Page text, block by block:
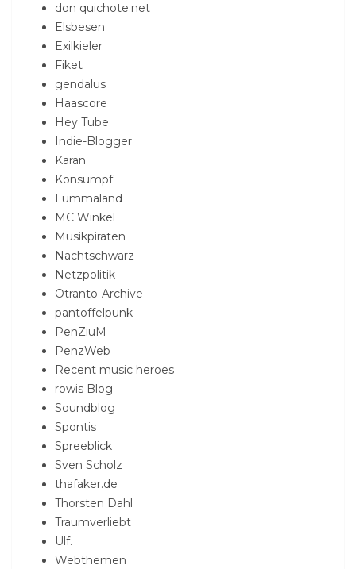
don quichote.net
Elsbesen
Exilkieler
Fiket
gendalus
Haascore
Hey Tube
Indie-Blogger
Karan
Konsumpf
Lummaland
MC Winkel
Musikpiraten
Nachtschwarz
Netzpolitik
Otranto-Archive
pantoffelpunk
PenZiuM
PenzWeb
Recent music heroes
rowis Blog
Soundblog
Spontis
Spreeblick
Sven Scholz
thafaker.de
Thorsten Dahl
Traumverliebt
Ulf.
Webthemen